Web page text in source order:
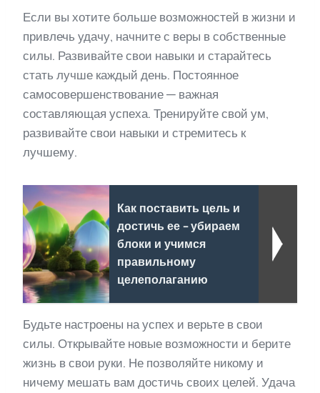
Если вы хотите больше возможностей в жизни и
привлечь удачу, начните с веры в собственные
силы. Развивайте свои навыки и старайтесь
стать лучше каждый день. Постоянное
самосовершенствование — важная
составляющая успеха. Тренируйте свой ум,
развивайте свои навыки и стремитесь к
лучшему.
Как поставить цель и
достичь ее - убираем
блоки и учимся
правильному
целеполаганию
Будьте настроены на успех и верьте в свои
силы. Открывайте новые возможности и берите
жизнь в свои руки. Не позволяйте никому и
ничему мешать вам достичь своих целей. Удача